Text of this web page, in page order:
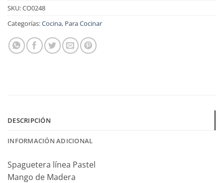
SKU:CO0248
Categorías:Cocina, Para Cocinar
DESCRIPCIÓN
INFORMACIÓN ADICIONAL
Spaguetera línea Pastel
Mango de Madera